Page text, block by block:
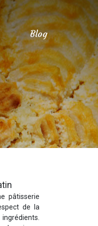
Blog
pâtisserie
de la